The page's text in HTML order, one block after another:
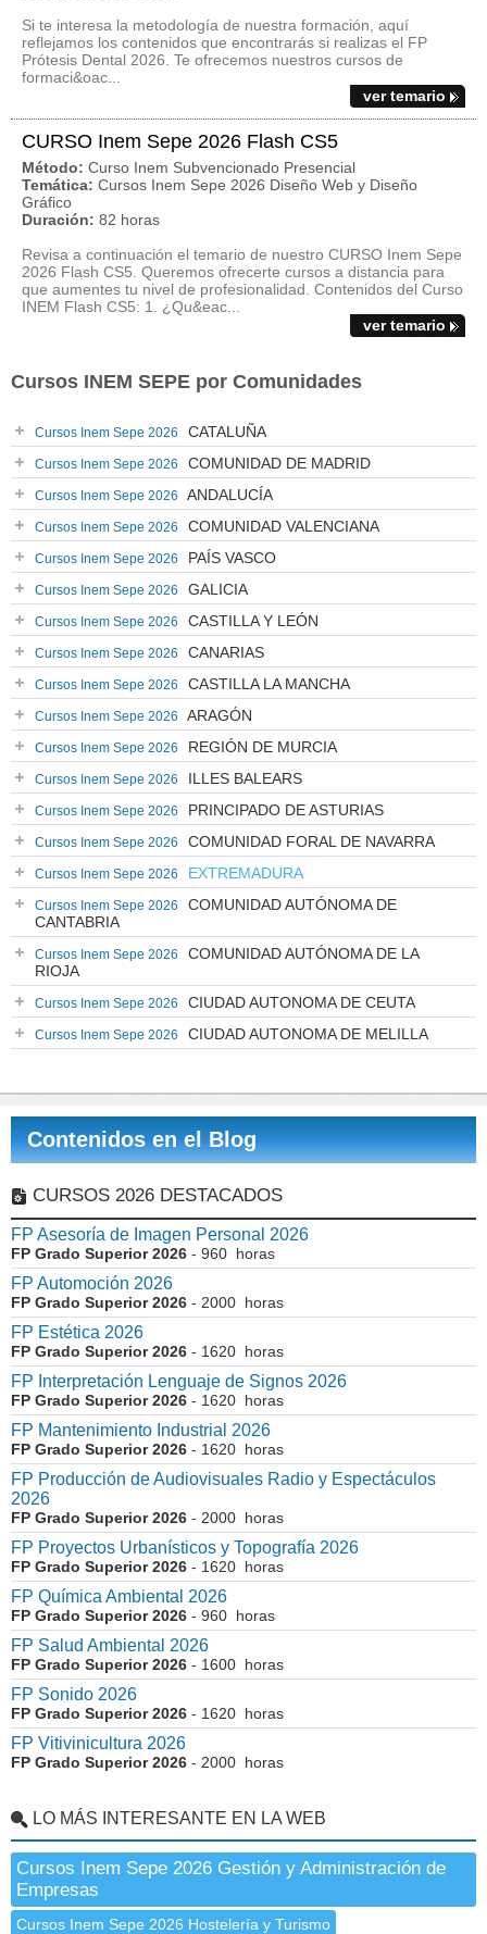
Si te interesa la metodología de nuestra formación, aquí
reflejamos los contenidos que encontrarás si realizas el FP
Prótesis Dental 2026. Te ofrecemos nuestros cursos de
formaci&oac...
ver temario
CURSO Inem Sepe 2026 Flash CS5
Método: Curso Inem Subvencionado Presencial
Temática: Cursos Inem Sepe 2026 Diseño Web y Diseño
Gráfico
Duración: 82 horas
Revisa a continuación el temario de nuestro CURSO Inem Sepe
2026 Flash CS5. Queremos ofrecerte cursos a distancia para
que aumentes tu nivel de profesionalidad. Contenidos del Curso
INEM Flash CS5: 1. ¿Qu&eac...
ver temario
Cursos INEM SEPE por Comunidades
Cursos Inem Sepe 2026 CATALUÑA
Cursos Inem Sepe 2026 COMUNIDAD DE MADRID
Cursos Inem Sepe 2026 ANDALUCÍA
Cursos Inem Sepe 2026 COMUNIDAD VALENCIANA
Cursos Inem Sepe 2026 PAÍS VASCO
Cursos Inem Sepe 2026 GALICIA
Cursos Inem Sepe 2026 CASTILLA Y LEÓN
Cursos Inem Sepe 2026 CANARIAS
Cursos Inem Sepe 2026 CASTILLA LA MANCHA
Cursos Inem Sepe 2026 ARAGÓN
Cursos Inem Sepe 2026 REGIÓN DE MURCIA
Cursos Inem Sepe 2026 ILLES BALEARS
Cursos Inem Sepe 2026 PRINCIPADO DE ASTURIAS
Cursos Inem Sepe 2026 COMUNIDAD FORAL DE NAVARRA
Cursos Inem Sepe 2026 EXTREMADURA
Cursos Inem Sepe 2026
COMUNIDAD AUTÓNOMA DE
CANTABRIA
Cursos Inem Sepe 2026
COMUNIDAD AUTÓNOMA DE LA
RIOJA
Cursos Inem Sepe 2026 CIUDAD AUTONOMA DE CEUTA
Cursos Inem Sepe 2026 CIUDAD AUTONOMA DE MELILLA
Contenidos en el Blog
CURSOS 2026 DESTACADOS
FP Asesoría de Imagen Personal 2026
FP Grado Superior 2026 - 960 horas
FP Automoción 2026
FP Grado Superior 2026 - 2000 horas
FP Estética 2026
FP Grado Superior 2026 - 1620 horas
FP Interpretación Lenguaje de Signos 2026
FP Grado Superior 2026 - 1620 horas
FP Mantenimiento Industrial 2026
FP Grado Superior 2026 - 1620 horas
FP Producción de Audiovisuales Radio y Espectáculos
2026
FP Grado Superior 2026 - 2000 horas
FP Proyectos Urbanísticos y Topografía 2026
FP Grado Superior 2026 - 1620 horas
FP Química Ambiental 2026
FP Grado Superior 2026 - 960 horas
FP Salud Ambiental 2026
FP Grado Superior 2026 - 1600 horas
FP Sonido 2026
FP Grado Superior 2026 - 1620 horas
FP Vitivinicultura 2026
FP Grado Superior 2026 - 2000 horas
LO MÁS INTERESANTE EN LA WEB
Cursos Inem Sepe 2026 Gestión y Administración de
Empresas
Cursos Inem Sepe 2026 Hostelería y Turismo